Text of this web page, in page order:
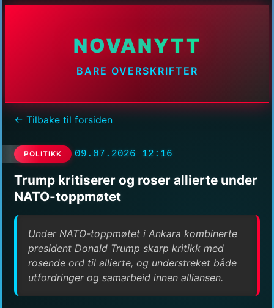
NOVANYTT
BARE OVERSKRIFTER
← Tilbake til forsiden
POLITIKK 09.07.2026 12:16
Trump kritiserer og roser allierte under
NATO-toppmøtet
Under NATO-toppmøtet i Ankara kombinerte
president Donald Trump skarp kritikk med
rosende ord til allierte, og understreket både
utfordringer og samarbeid innen alliansen.